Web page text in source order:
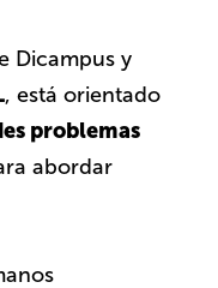
Dicampus y
, está orientado
problemas
abordar